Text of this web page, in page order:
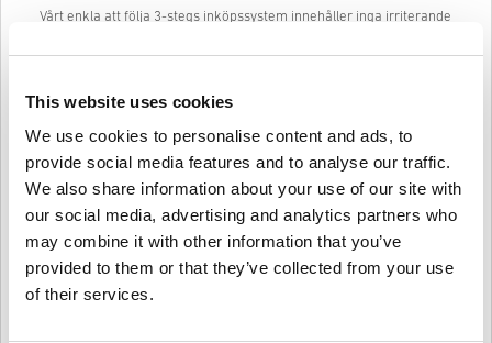
This website uses cookies
We use cookies to personalise content and ads, to
provide social media features and to analyse our traffic.
We also share information about your use of our site with
our social media, advertising and analytics partners who
may combine it with other information that you’ve
provided to them or that they’ve collected from your use
of their services.
Vårt enkla att följa 3-stegs inköpssystem innehåller inga irriterande
och en giltig betalningsmetod, vilket gör processen att köpa ITUNES
Så fungerar det på Livecards.net
Ny på Livecards.net? Att köpa digitala koder är snabbt och enkelt:
Disclaimer
Pre-Order produkter kommer att levereras före eller på
det angivna datumet, medan varorna i lager kommer att
levereras omedelbart i avvaktan på säkerhetskontroller.
Skriv en recension